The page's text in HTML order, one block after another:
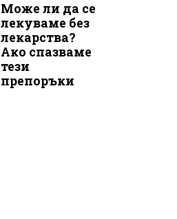
Може ли да се
лекуваме без
лекарства?
Ако спазваме
тези
препоръки